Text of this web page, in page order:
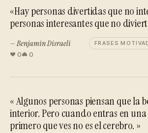
«Hay personas divertidas que no
personas interesantes que no
— Benjamin Disraeli FRASES
0 0
« Algunos personas piensan que la
interior. Pero cuando entras en una
primero que ves no es el cerebro. »